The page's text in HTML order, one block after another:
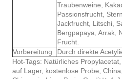
Traubenweine,
Passionsfrucht,
Jackfrucht, Litschi,
Bergpapaya, Arrak,
Frucht.
Vorbereitung
Durch direkte
Hot-Tags: Natürliches
auf Lager, kostenlose Probe,